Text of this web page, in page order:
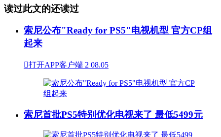
读过此文的还读过
索尼公布"Ready for PS5"电视机型 官方CP组
起来
打开APP客户端 2 08.05
索尼首批PS5特别优化电视来了 最低5499元